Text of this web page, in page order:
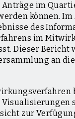
im
können. Im
des
im
Dieser Bericht
an
zur